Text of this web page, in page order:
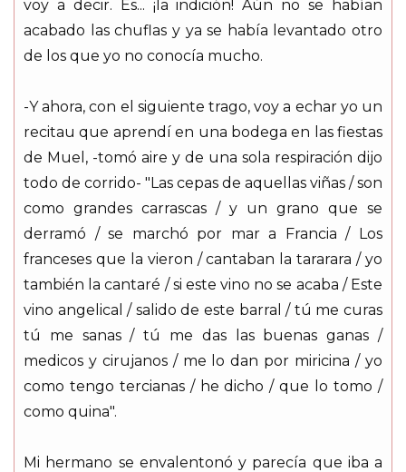
voy a decir. Es... ¡la indición! Aún no se habían
acabado las chuflas y ya se había levantado otro
de los que yo no conocía mucho.
-Y ahora, con el siguiente trago, voy a echar yo un
recitau que aprendí en una bodega en las fiestas
de Muel, -tomó aire y de una sola respiración dijo
todo de corrido- "Las cepas de aquellas viñas / son
como grandes carrascas / y un grano que se
derramó / se marchó por mar a Francia / Los
franceses que la vieron / cantaban la tararara / yo
también la cantaré / si este vino no se acaba / Este
vino angelical / salido de este barral / tú me curas
tú me sanas / tú me das las buenas ganas /
medicos y cirujanos / me lo dan por miricina / yo
como tengo tercianas / he dicho / que lo tomo /
como quina".
Mi hermano se envalentonó y parecía que iba a